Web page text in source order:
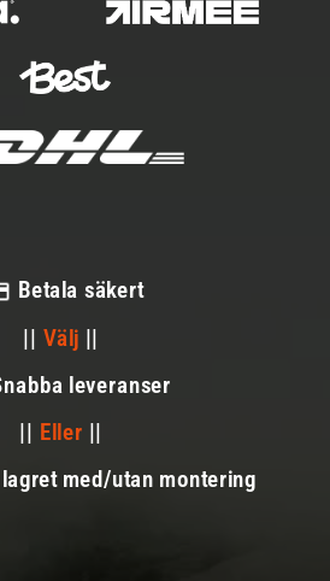
Betala säkert
|| Välj ||
leveranser
|| Eller ||
med/utan montering